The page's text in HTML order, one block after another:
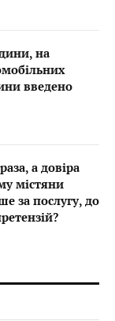
на
введено
а довіра
містяни
за послугу, до